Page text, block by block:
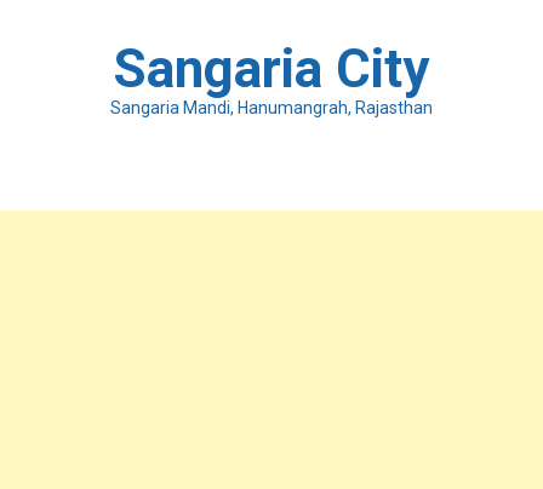
Sangaria City
Sangaria Mandi, Hanumangrah, Rajasthan